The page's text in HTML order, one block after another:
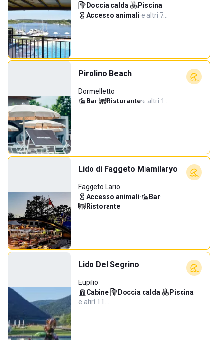
Doccia calda· Piscina·
Accesso animali·e altri 7…
Pirolino Beach
Dormelletto
Bar· Ristorante·e altri 1…
Lido di Faggeto Miamilaryo
Faggeto Lario
Accesso animali· Bar·
Ristorante
Lido Del Segrino
Eupilio
Cabine· Doccia calda· Piscina·
e altri 11…